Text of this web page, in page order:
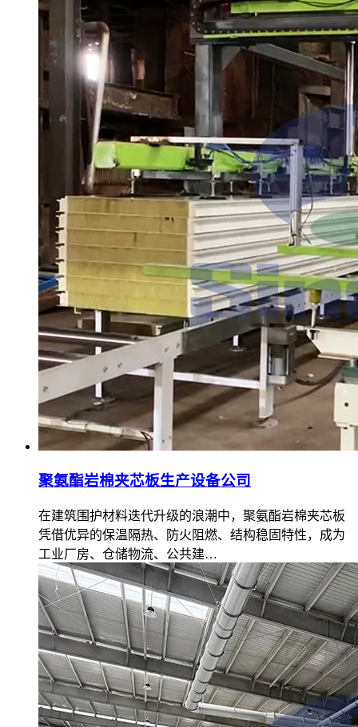
聚氨酯岩棉夹芯板生产设备公司
在建筑围护材料迭代升级的浪潮中，聚氨酯岩棉夹芯板
凭借优异的保温隔热、防火阻燃、结构稳固特性，成为
工业厂房、仓储物流、公共建…